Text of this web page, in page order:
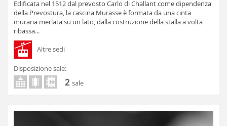
Edificata nel 1512 dal prevosto Carlo di Challant come dipendenza
della Prevostura, la cascina Murasse è formata da una cinta
muraria merlata su un lato, dalla costruzione della stalla a volta
ribassa...
Altre sedi
Disposizione sale:
2 sale